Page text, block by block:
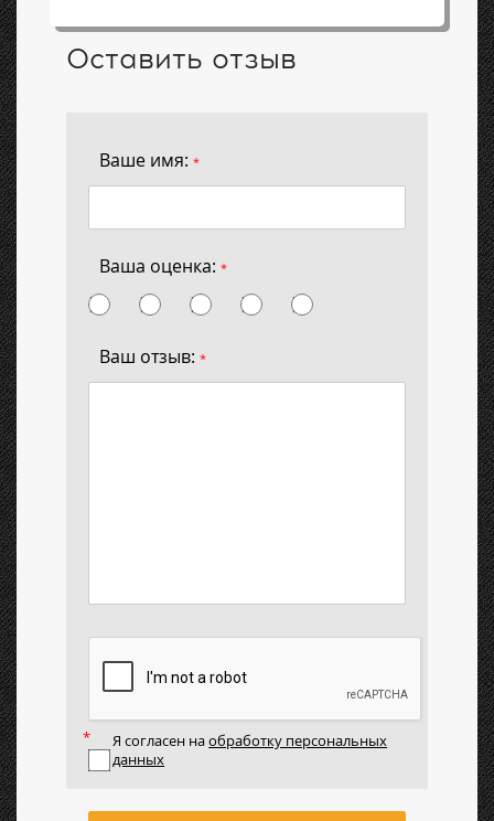
Оставить отзыв
Ваше имя: *
Ваша оценка: *
Ваш отзыв: *
Я согласен наобработку персональных
данных